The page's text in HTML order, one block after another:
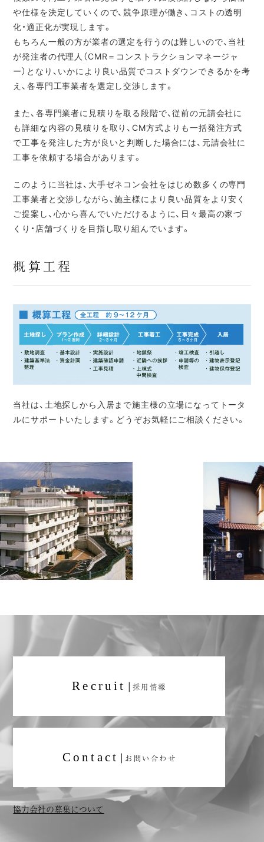
や仕様を決定していくので、競争原理が働き、コストの透明
化・適正化が実現します。
もちろん一般の方が業者の選定を行うのは難しいので、当社
が発注者の代理人（CMR＝コンストラクションマネージャ
ー）となり、いかにより良い品質でコストダウンできるかを考
え、各専門工事業者を選定し交渉します。
また、各専門業者に見積りを取る段階で、従前の元請会社に
も詳細な内容の見積りを取り、CM方式よりも一括発注方式
で工事を発注した方が良いと判断した場合には、元請会社に
工事を依頼する場合があります。
このように当社は、大手ゼネコン会社をはじめ数多くの専門
工事業者と交渉しながら、施主様により良い品質をより安く
ご提案し、心から喜んでいただけるように、日々最高の家づ
くり・店舗づくりを目指し取り組んでいます。
概算工程
当社は、土地探しから入居まで施主様の立場になってトータ
ルにサポートいたします。どうぞお気軽にご相談ください。
Recruit 採用情報
Contact お問い合わせ
協力会社の募集について